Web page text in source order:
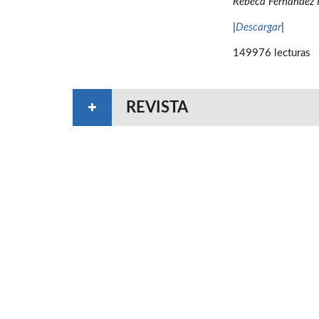
Descargar|
149976 lecturas
REVISTA